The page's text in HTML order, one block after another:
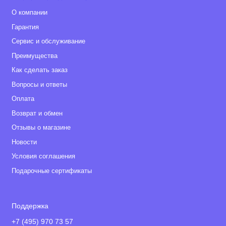
О компании
Гарантия
Сервис и обслуживание
Преимущества
Как сделать заказ
Вопросы и ответы
Оплата
Возврат и обмен
Отзывы о магазине
Новости
Условия соглашения
Подарочные сертификаты
Поддержка
+7 (495) 970 73 57